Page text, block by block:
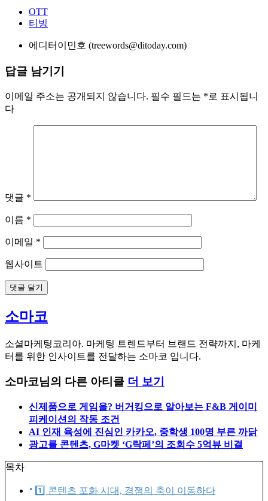
OTT
티빙
에디터 이민호 (treewords@ditoday.com)
답글 남기기
이메일 주소는 공개되지 않습니다. 필수 필드는 *로 표시됩니
다
댓글 *
이름 *
이메일 *
웹사이트
소마코
소셜마케팅코리아. 마케팅 트렌드부터 브랜드 전략까지, 마케
터를 위한 인사이트를 전달하는 소마코 입니다.
소마코님의 다른 아티클 더 보기
신제품으로 게임을? 버거킹으로 알아보는 F&B 게이미
피케이션의 작동 조건
AI 인재 육성에 진심인 카카오, 중학생 100명 부른 까닭
광고를 콘텐츠, G마켓 ‘G락페’의 조회수 5억뷰 비결
목차
1️⃣ 콘텐츠 포화 시대, 경쟁의 축이 이동하다